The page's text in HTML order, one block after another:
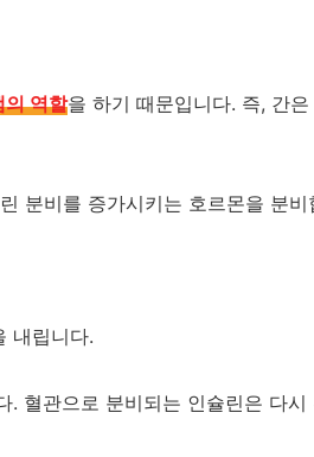
의 역할을 하기 때문입니다. 즉, 간은
분비를 증가시키는 호르몬을 분비
내립니다.
. 혈관으로 분비되는 인슐린은 다시